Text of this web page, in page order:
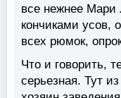
все нежнее Мари
кончиками
всех рюмок,
Что и говорить,
серьезная. Тут